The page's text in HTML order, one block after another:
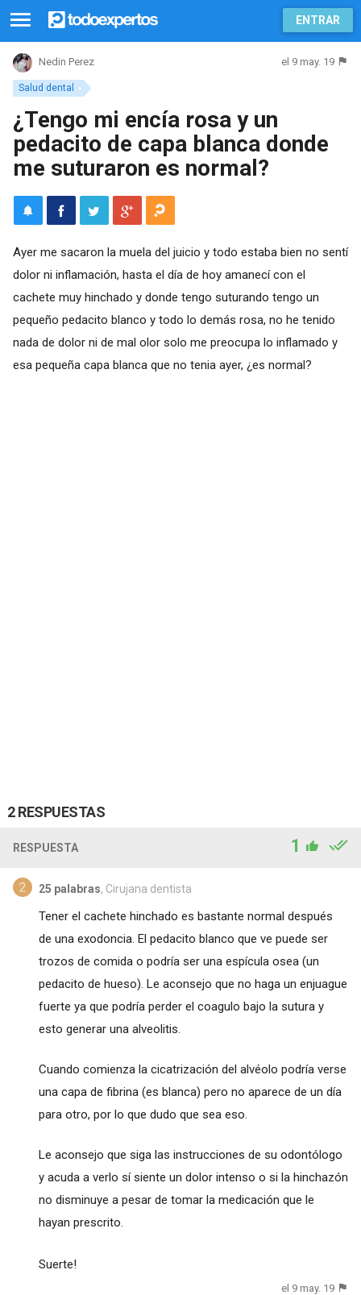
ENTRAR
Salud dental
Nedin Perez el 9 may. 19
¿Tengo mi encía rosa y un
pedacito de capa blanca donde
me suturaron es normal?
Ayer me sacaron la muela del juicio y todo estaba bien no sentí
dolor ni inflamación, hasta el día de hoy amanecí con el
cachete muy hinchado y donde tengo suturando tengo un
pequeño pedacito blanco y todo lo demás rosa, no he tenido
nada de dolor ni de mal olor solo me preocupa lo inflamado y
esa pequeña capa blanca que no tenia ayer, ¿es normal?
2 RESPUESTAS
RESPUESTA 1
25 palabras, Cirujana dentista
Tener el cachete hinchado es bastante normal después
de una exodoncia. El pedacito blanco que ve puede ser
trozos de comida o podría ser una espícula osea (un
pedacito de hueso). Le aconsejo que no haga un enjuague
fuerte ya que podría perder el coagulo bajo la sutura y
esto generar una alveolitis.
Cuando comienza la cicatrización del alvéolo podría verse
una capa de fibrina (es blanca) pero no aparece de un día
para otro, por lo que dudo que sea eso.
Le aconsejo que siga las instrucciones de su odontólogo
y acuda a verlo sí siente un dolor intenso o si la hinchazón
no disminuye a pesar de tomar la medicación que le
hayan prescrito.
Suerte!
el 9 may. 19